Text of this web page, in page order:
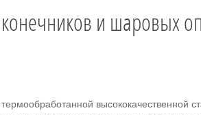
и шаровых
высококачественной